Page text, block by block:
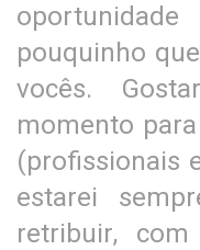
pouquinho
vocês.
momento
(profissionais
estarei
retribuir,